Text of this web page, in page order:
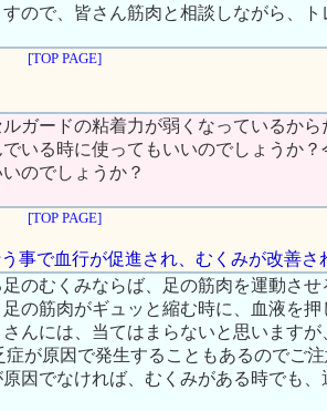
ので、皆さん筋肉と相談しながら、
[TOP PAGE]
ガードの粘着力が弱くなっているか
いる時に使ってもいいのでしょうか
のでしょうか？
[TOP PAGE]
事で血行が促進され、むくみが改善さ
のむくみならば、足の筋肉を運動さ
の筋肉がギュッと縮む時に、血液を
さんには、当てはまらないと思います
症が原因で発生することもあるのでご
因でなければ、むくみがある時でも